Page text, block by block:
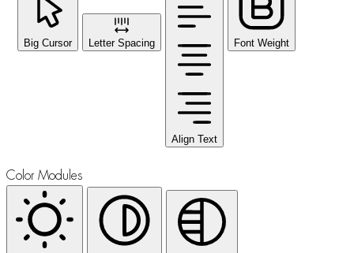
Big Cursor Letter Spacing
Align Text
Font Weight
Color Modules